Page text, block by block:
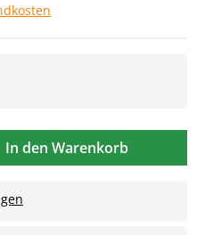
In den Warenkorb